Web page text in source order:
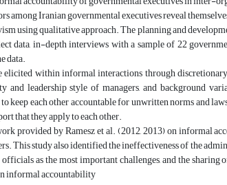
among Iranian governmental executives reveal
using qualitative approach. The planning and
data, in-depth interviews with a sample of 22
data.
elicited within informal interactions through
and leadership style of managers, and background
each other accountable for unwritten norms and
that they apply to each other.
provided by Ramesz et al. (2012, 2013) on informal
This study also identified the ineffectiveness of the
as the most important challenges, and the
informal accountability